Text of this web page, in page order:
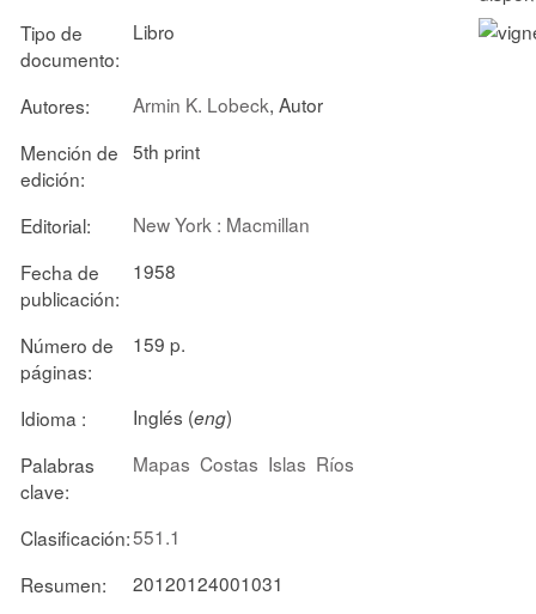
Tipo de
documento:
Libro
Autores: Armin K. Lobeck, Autor
Mención de
edición:
5th print
Editorial:
New York : Macmillan
Fecha de
publicación:
1958
Número de
páginas:
159 p.
Idioma : Inglés (eng)
Palabras
clave:
Mapas Costas Islas Ríos
Clasificación:551.1
Resumen:
20120124001031